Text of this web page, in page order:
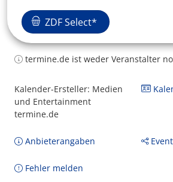
ZDF Select*
termine.de ist weder Veranstalter
Kalender-Ersteller: Medien
und Entertainment
termine.de
Anbieterangaben
Fehler melden